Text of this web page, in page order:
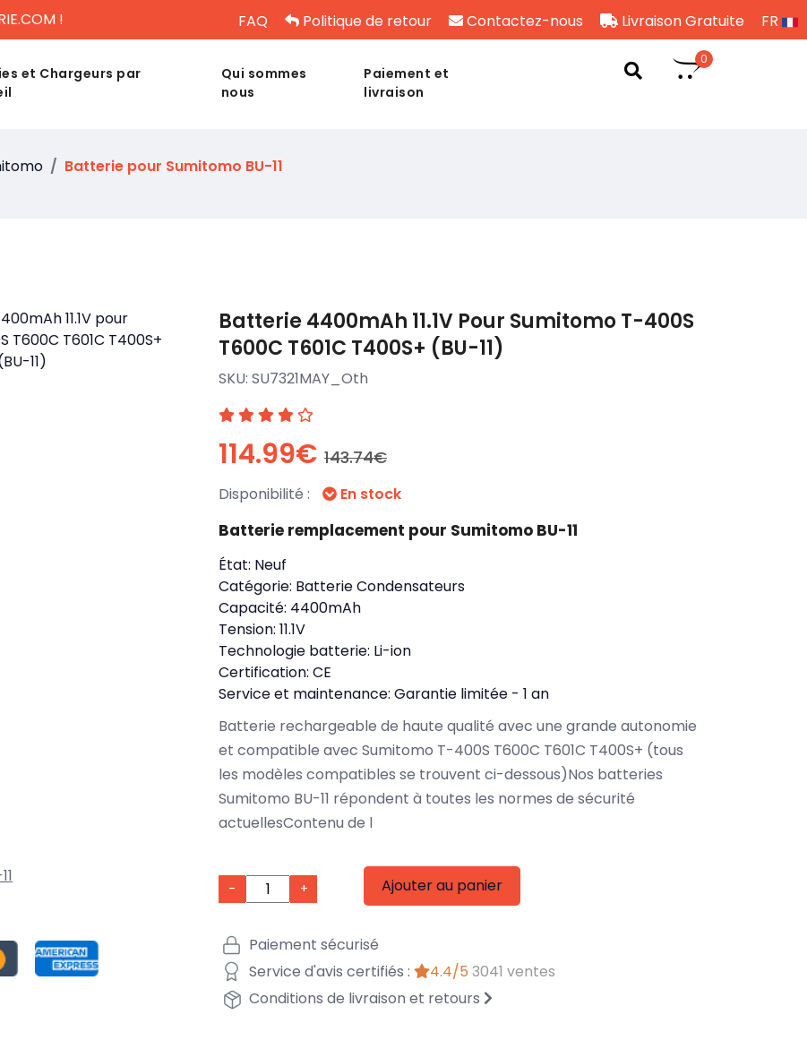
! FAQ Politique de retour Contactez-nous Livraison Gratuite FR
et Chargeurs par
Qui sommes
nous
Paiement et
livraison
0
Batterie pour Sumitomo BU-11
Batterie 4400mAh 11.1V Pour Sumitomo T-400S
T600C T601C T400S+ (BU-11)
SKU: SU7321MAY_Oth
114.99€ 143.74€
Disponibilité : En stock
Batterie remplacement pour Sumitomo BU-11
État: Neuf
Catégorie: Batterie Condensateurs
Capacité: 4400mAh
Tension: 11.1V
Technologie batterie: Li-ion
Certification: CE
Service et maintenance: Garantie limitée - 1 an
Batterie rechargeable de haute qualité avec une grande autonomie
et compatible avec Sumitomo T-400S T600C T601C T400S+ (tous
les modèles compatibles se trouvent ci-dessous)Nos batteries
Sumitomo BU-11 répondent à toutes les normes de sécurité
actuellesContenu de l
- + Ajouter au panier
Paiement sécurisé
Service d'avis certifiés :
4.4/5 3041 ventes
Conditions de livraison et retours